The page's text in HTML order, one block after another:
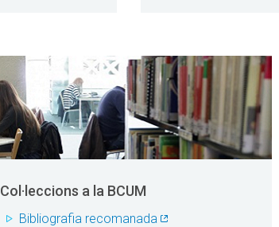
Col·leccions a la BCUM
Bibliografia recomanada